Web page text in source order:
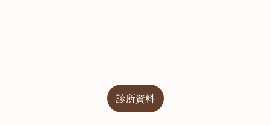
診所資料